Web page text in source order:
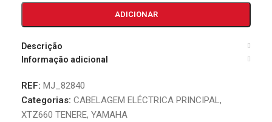
ADICIONAR
Descrição
Informação adicional
REF: MJ_82840
Categorias: CABELAGEM ELÉCTRICA PRINCIPAL,
XTZ660 TENERE, YAMAHA